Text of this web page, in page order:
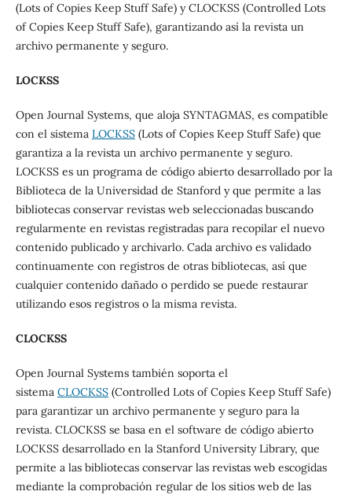
(Lots of Copies Keep Stuff Safe) y CLOCKSS (Controlled Lots
of Copies Keep Stuff Safe), garantizando así la revista un
archivo permanente y seguro.
LOCKSS
Open Journal Systems, que aloja SYNTAGMAS, es compatible
con el sistema LOCKSS(Lots of Copies Keep Stuff Safe) que
garantiza a la revista un archivo permanente y seguro.
LOCKSS es un programa de código abierto desarrollado por la
Biblioteca de la Universidad de Stanford y que permite a las
bibliotecas conservar revistas web seleccionadas buscando
regularmente en revistas registradas para recopilar el nuevo
contenido publicado y archivarlo. Cada archivo es validado
continuamente con registros de otras bibliotecas, así que
cualquier contenido dañado o perdido se puede restaurar
utilizando esos registros o la misma revista.
CLOCKSS
Open Journal Systems también soporta el
sistema CLOCKSS(Controlled Lots of Copies Keep Stuff Safe)
para garantizar un archivo permanente y seguro para la
revista. CLOCKSS se basa en el software de código abierto
LOCKSS desarrollado en la Stanford University Library, que
permite a las bibliotecas conservar las revistas web escogidas
mediante la comprobación regular de los sitios web de las